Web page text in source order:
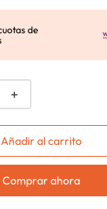
de
＋
Añadir al carrito
Comprar ahora